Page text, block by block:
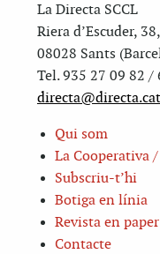
La Directa SCCL
Riera d’Escuder,
08028 Sants
Tel. 935 27 09 82 /
directa@directa.cat
Qui som
La Cooperativa
Subscriu-t’hi
Botiga en línia
Revista en paper
Contacte